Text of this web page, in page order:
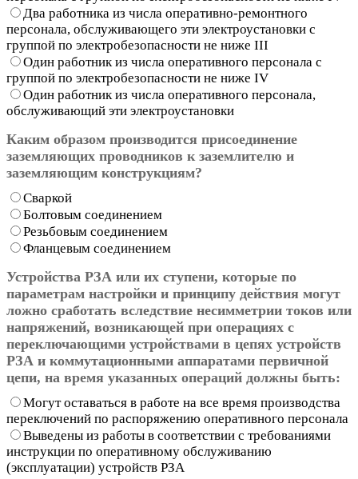
Два работника из числа оперативно-ремонтного
персонала, обслуживающего эти электроустановки с
группой по электробезопасности не ниже III
Один работник из числа оперативного персонала с
группой по электробезопасности не ниже IV
Один работник из числа оперативного персонала,
обслуживающий эти электроустановки
Каким образом производится присоединение
заземляющих проводников к заземлителю и
заземляющим конструкциям?
Сваркой
Болтовым соединением
Резьбовым соединением
Фланцевым соединением
Устройства РЗА или их ступени, которые по
параметрам настройки и принципу действия могут
ложно сработать вследствие несимметрии токов или
напряжений, возникающей при операциях с
переключающими устройствами в цепях устройств
РЗА и коммутационными аппаратами первичной
цепи, на время указанных операций должны быть:
Могут оставаться в работе на все время производства
переключений по распоряжению оперативного персонала
Выведены из работы в соответствии с требованиями
инструкции по оперативному обслуживанию
(эксплуатации) устройств РЗА